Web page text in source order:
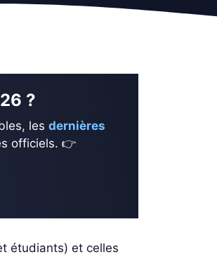
?
les dernières
officiels. 👉
étudiants) et celles